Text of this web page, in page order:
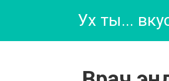
Ух ты...